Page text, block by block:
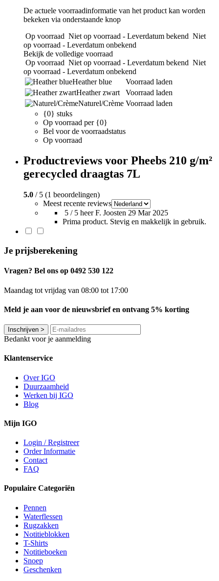
De actuele voorraadinformatie van het product kan worden
bekeken via onderstaande knop
Op voorraad Niet op voorraad - Leverdatum bekend Niet
op voorraad - Leverdatum onbekend
Bekijk de volledige voorraad
Op voorraad Niet op voorraad - Leverdatum bekend Niet
op voorraad - Leverdatum onbekend
Heather blue
Voorraad laden
Heather zwart
Voorraad laden
Naturel/Crème Voorraad laden
{0} stuks
Op voorraad per {0}
Bel voor de voorraadstatus
Op voorraad
Productreviews voor Pheebs 210 g/m²
gerecycled draagtas 7L
5.0 / 5 (1 beoordelingen)
Meest recente reviews
5 / 5 heer F. Joosten 29 Mar 2025
Prima product. Stevig en makkelijk in gebruik.
Je prijsberekening
Vragen? Bel ons op 0492 530 122
Maandag tot vrijdag van 08:00 tot 17:00
Meld je aan voor de nieuwsbrief en ontvang 5% korting
Inschrijven >
Bedankt voor je aanmelding
Klantenservice
Over IGO
Duurzaamheid
Werken bij IGO
Blog
Mijn IGO
Login / Registreer
Order Informatie
Contact
FAQ
Populaire Categoriën
Pennen
Waterflessen
Rugzakken
Notitieblokken
T-Shirts
Notitieboeken
Snoep
Geschenken